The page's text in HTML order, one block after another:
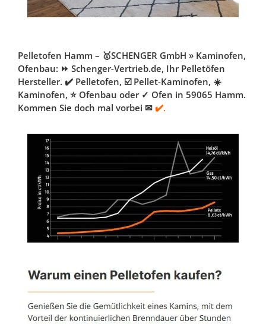
Pelletofen Hamm – 🥇SCHENGER GmbH » Kaminofen,
Ofenbau: ⏩ Schenger-Vertrieb.de, Ihr Pelletöfen
Hersteller. ✔️ Pelletofen, ☑️ Pellet-Kaminofen, ☀️
Kaminofen, ⭐ Ofenbau oder ✓ Ofen in 59065 Hamm.
Kommen Sie doch mal vorbei ✉ ✔️.